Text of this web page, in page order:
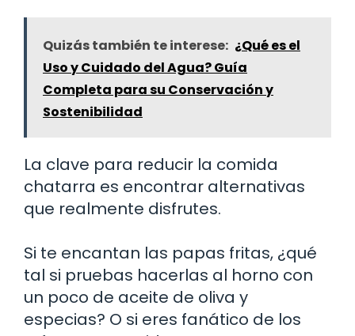
Quizás también te interese: ¿Qué es el
Uso y Cuidado del Agua? Guía
Completa para su Conservación y
Sostenibilidad
La clave para reducir la comida
chatarra es encontrar alternativas
que realmente disfrutes.
Si te encantan las papas fritas, ¿qué
tal si pruebas hacerlas al horno con
un poco de aceite de oliva y
especias? O si eres fanático de los